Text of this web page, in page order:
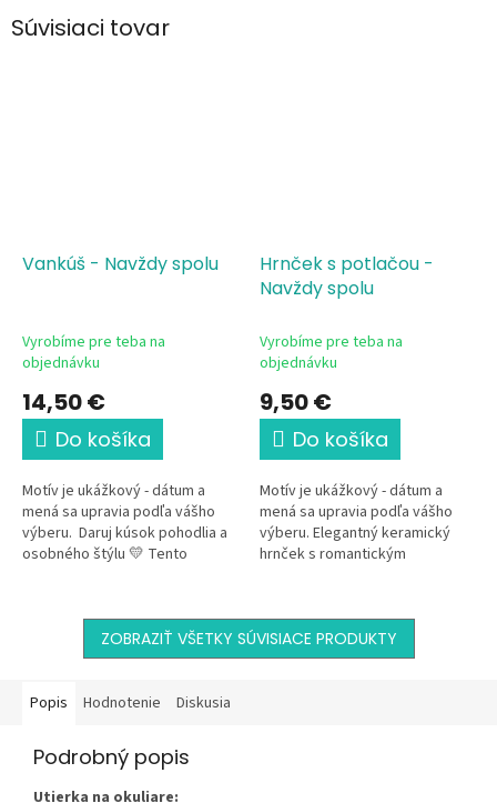
Súvisiaci tovar
Vankúš - Navždy spolu
Vyrobíme pre teba na
objednávku
14,50 €
Do košíka
Motív je ukážkový - dátum a
mená sa upravia podľa vášho
výberu. Daruj kúsok pohodlia a
osobného štýlu 💛 Tento
motívom...
Hrnček s potlačou -
Navždy spolu
Vyrobíme pre teba na
objednávku
9,50 €
Do košíka
Motív je ukážkový - dátum a
mená sa upravia podľa vášho
výberu. Elegantný keramický
hrnček s romantickým
dvoch ľudí....
ZOBRAZIŤ VŠETKY SÚVISIACE PRODUKTY
Popis Hodnotenie Diskusia
Podrobný popis
Utierka na okuliare: